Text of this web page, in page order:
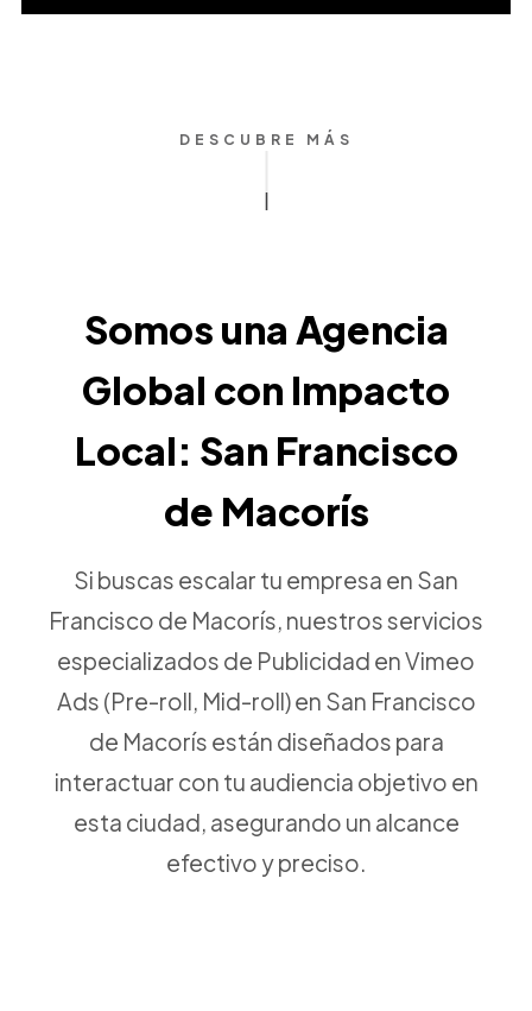
DESCUBRE MÁS
Somos una Agencia
Global con Impacto
Local: San Francisco
de Macorís
Si buscas escalar tu empresa en San
Francisco de Macorís, nuestros servicios
especializados de Publicidad en Vimeo
Ads (Pre-roll, Mid-roll) en San Francisco
de Macorís están diseñados para
interactuar con tu audiencia objetivo en
esta ciudad, asegurando un alcance
efectivo y preciso.